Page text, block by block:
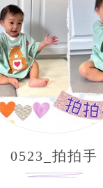
0523_拍拍手